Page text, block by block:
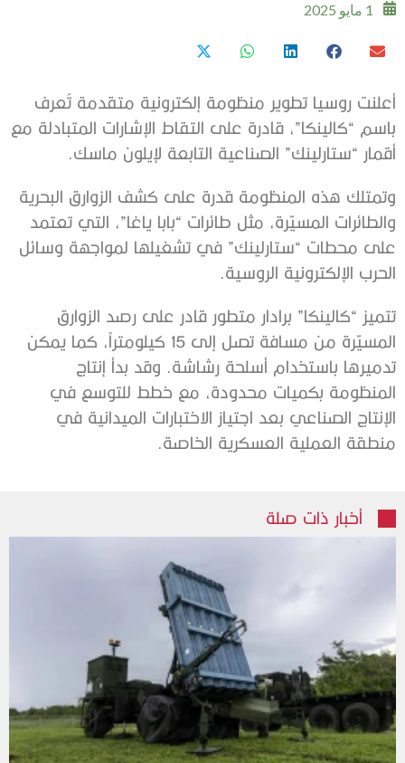
1 مايو 2025
أعلنت روسيا تطوير منظومة إلكترونية متقدمة تُعرف
باسم “كالينكا”، قادرة على التقاط الإشارات المتبادلة مع
أقمار “ستارلينك” الصناعية التابعة لإيلون ماسك.
وتمتلك هذه المنظومة قدرة على كشف الزوارق البحرية
والطائرات المسيّرة، مثل طائرات “بابا ياغا”، التي تعتمد
على محطات “ستارلينك” في تشغيلها لمواجهة وسائل
الحرب الإلكترونية الروسية.
تتميز “كالينكا” برادار متطور قادر على رصد الزوارق
المسيّرة من مسافة تصل إلى 15 كيلومتراً، كما يمكن
تدميرها باستخدام أسلحة رشاشة. وقد بدأ إنتاج
المنظومة بكميات محدودة، مع خطط للتوسع في
الإنتاج الصناعي بعد اجتياز الاختبارات الميدانية في
منطقة العملية العسكرية الخاصة.
أخبار ذات صلة